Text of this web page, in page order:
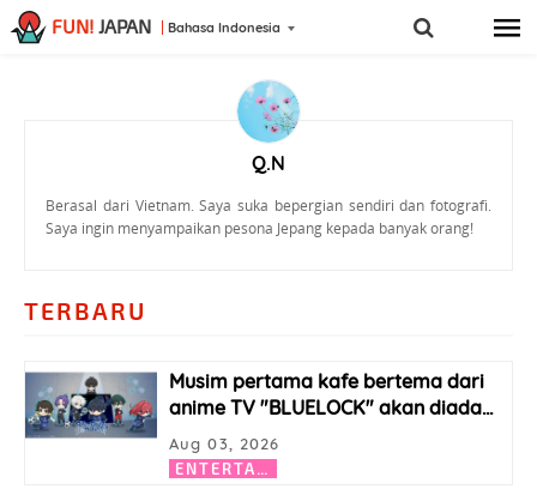
FUN! JAPAN Bahasa Indonesia
Q.N
Berasal dari Vietnam. Saya suka bepergian sendiri dan fotografi.
Saya ingin menyampaikan pesona Jepang kepada banyak orang!
TERBARU
Musim pertama kafe bertema dari
anime TV "BLUELOCK" akan diada…
E
NTERTAINMENT
Aug 03, 2026